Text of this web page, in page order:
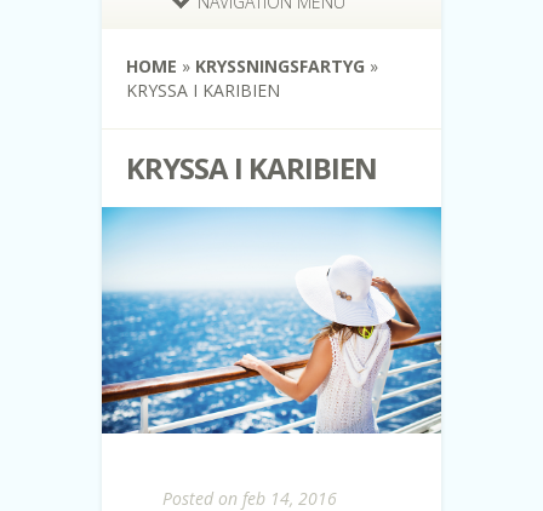
HOME » KRYSSNINGSFARTYG »
KRYSSA I KARIBIEN
KRYSSA I KARIBIEN
Posted on feb 14, 2016